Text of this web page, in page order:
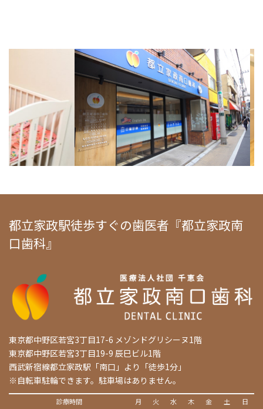
都立家政駅徒歩すぐの歯医者『都立家政南
口歯科』
東京都中野区若宮3丁目17-6 メゾンドグリシーヌ1階
東京都中野区若宮3丁目19-9 辰巳ビル1階
西武新宿線都立家政駅「南口」より「徒歩1分」
※自転車駐輪できます。駐車場はありません。
診療時間 月 火 水 木 金 土
日